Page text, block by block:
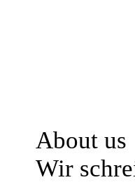
About us
Wir